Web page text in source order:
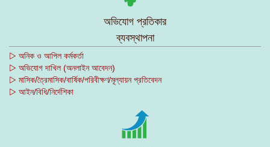
অভিযোগ প্রতিকার
ব্যবস্থাপনা
▷ অনিক ও আপিল কর্মকর্তা
▷ অভিযোগ দাখিল (অনলাইন আবেদন)
▷ মাসিক/ত্রৈমাসিক/বার্ষিক/পরিবীক্ষণ/মূল্যায়ন প্রতিবেদন
▷ আইন/বিধি/নির্দেশিকা